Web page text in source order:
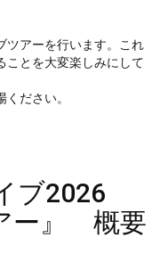
ツアーを行います。これ
ことを大変楽しみにして
ださい。
ブ2026
ー』 概要